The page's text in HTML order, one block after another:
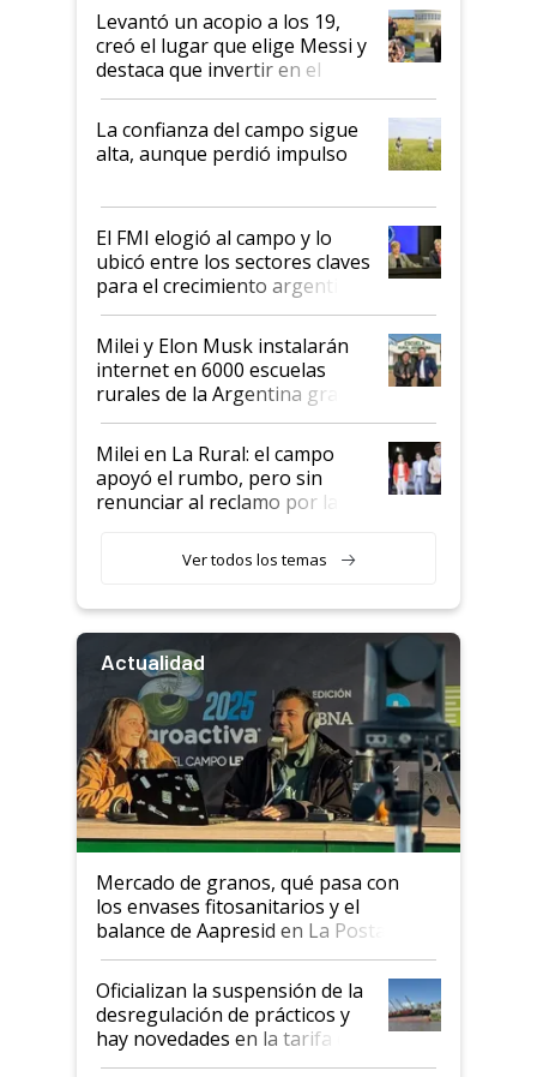
Levantó un acopio a los 19,
creó el lugar que elige Messi y
destaca que invertir en el
kirchnerismo era como "darle
plata a un hijo para droga":
Juan Félix Rossetti, el libertario
que de una dura crisis salió
de Milei
La confianza del campo sigue
alta, aunque perdió impulso
El FMI elogió al campo y lo
ubicó entre los sectores claves
para el crecimiento argentino
Milei y Elon Musk instalarán
internet en 6000 escuelas
rurales de la Argentina gracias
a un acuerdo con Starlink
Milei en La Rural: el campo
apoyó el rumbo, pero sin
renunciar al reclamo por las
Ver todos los temas
Actualidad
Mercado de granos, qué pasa con
los envases fitosanitarios y el
balance de Aapresid en La Posta
Oficializan la suspensión de la
desregulación de prácticos y
hay novedades en la tarifa de
la hidrovía